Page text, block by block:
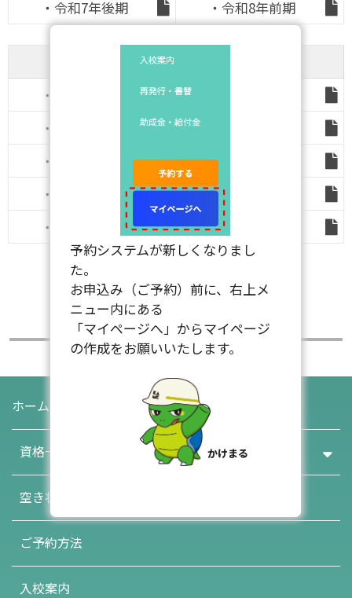
・令和7年後期
・令和8年前期
移動式クレーン
・令和3年後期
・令和4年後期
・令和5年前期
・令和6年前期
・令和6年後期
・令和7年前期
・令和7年後期
・令和8年前期
遠方からの免許取得の際に、便利でお得な宿泊プランをご用意し
掛川クレーン学校までのアクセス方法や、
周辺施設・送迎バスの乗降場所についてご案内します。
助成金・給付金制度 卒業生の声
Q＆A 教職員募集
ホーム
資格一覧・お申込み
空き状況
ご予約方法
入校案内
予約システムが新しくなりまし
た。
お申込み（ご予約）前に、右上メ
ニュー内にある
「マイページへ」からマイページ
の作成をお願いいたします。